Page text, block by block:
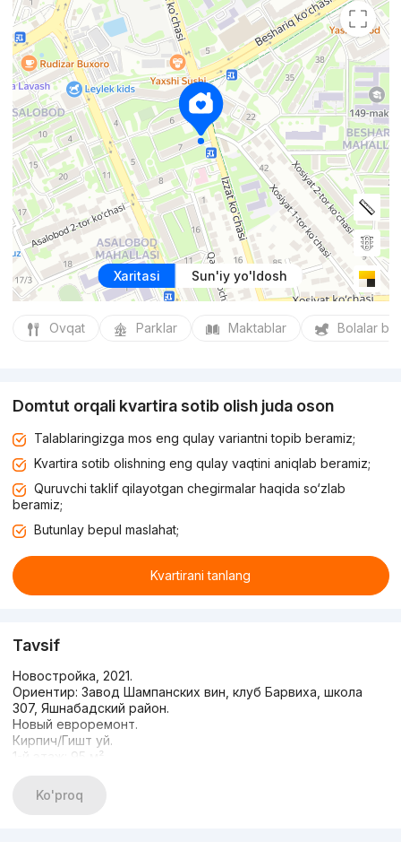
Xaritasi Sun'iy yo'ldosh
Ovqat Parklar Maktablar Bolalar
Domtut orqali kvartira sotib olish juda oson
Talablaringizga mos eng qulay variantni topib beramiz;
Kvartira sotib olishning eng qulay vaqtini aniqlab beramiz;
Quruvchi taklif qilayotgan chegirmalar haqida so‘zlab
beramiz;
Butunlay bepul maslahat;
Kvartirani tanlang
Tavsif
Новостройка, 2021.
Ориентир: Завод Шампанских вин, клуб Барвиха, школа
307, Яшнабадский район.
Новый евроремонт.
Кирпич/Гишт уй.
1-й этаж: 95 м².
Площадь кухни: 15 м².
Планировка раздельная.
Ko'proq